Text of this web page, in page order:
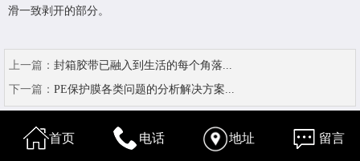
滑一致剥开的部分。
上一篇： 封箱胶带已融入到生活的每个角落...
下一篇： PE保护膜各类问题的分析解决方案...
首页 电话 地址 留言